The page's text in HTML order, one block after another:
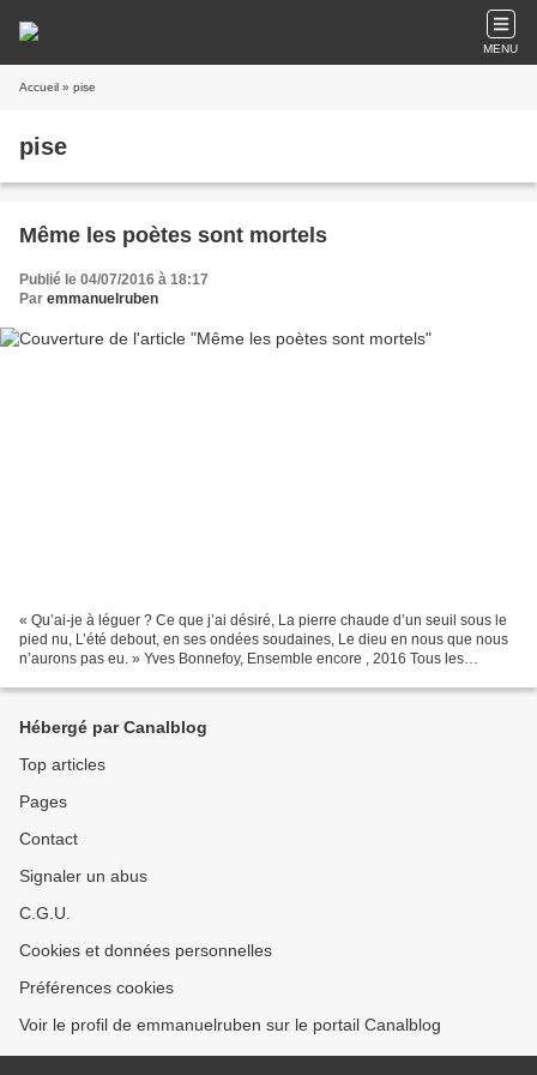
MENU
Accueil » pise
pise
Même les poètes sont mortels
Publié le 04/07/2016 à 18:17
Par emmanuelruben
« Qu’ai-je à léguer ? Ce que j’ai désiré, La pierre chaude d’un seuil sous le
pied nu, L’été debout, en ses ondées soudaines, Le dieu en nous que nous
n’aurons pas eu. » Yves Bonnefoy, Ensemble encore , 2016 Tous les
Hébergé par Canalblog
Top articles
Pages
Contact
Signaler un abus
C.G.U.
Cookies et données personnelles
Préférences cookies
Voir le profil de emmanuelruben sur le portail Canalblog